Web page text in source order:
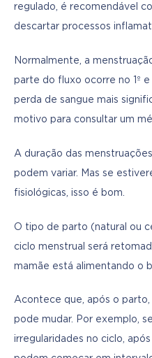
regulado, é recomendável
descartar processos
Normalmente, a
parte do fluxo ocorre no 1º
perda de sangue mais
motivo para consultar um
A duração das
podem variar. Mas se
fisiológicas, isso é bom.
O tipo de parto (natural ou
ciclo menstrual será
mamãe está alimentando o
Acontece que, após o
pode mudar. Por exemplo,
irregularidades no ciclo,